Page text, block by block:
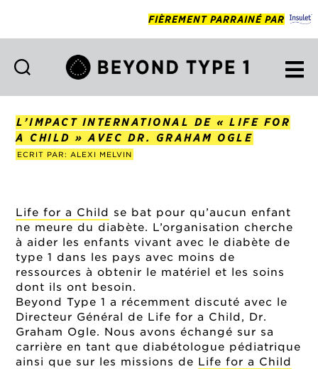
FIÈREMENT PARRAINÉ PAR
1
Francais
L’IMPACT INTERNATIONAL DE « LIFE FOR
A CHILD » AVEC DR. GRAHAM OGLE
ECRIT PAR: ALEXI MELVIN
Life for a Child se bat pour qu’aucun enfant
ne meure du diabète. L’organisation cherche
à aider les enfants vivant avec le diabète de
type 1 dans les pays avec moins de
ressources à obtenir le matériel et les soins
dont ils ont besoin.
Beyond Type 1 a récemment discuté avec le
Directeur Général de Life for a Child, Dr.
Graham Ogle. Nous avons échangé sur sa
carrière en tant que diabétologue pédiatrique
ainsi que sur les missions de Life for a Child